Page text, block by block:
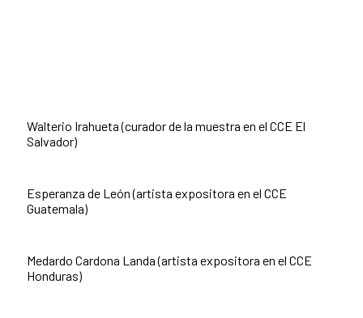
Walterio Irahueta (curador de la muestra en el CCE El
Salvador)
Esperanza de León (artista expositora en el CCE
Guatemala)
Medardo Cardona Landa (artista expositora en el CCE
Honduras)